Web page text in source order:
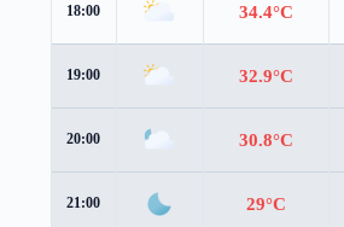
18:00 34.4°C
19:00 32.9°C
20:00 30.8°C
21:00 29°C